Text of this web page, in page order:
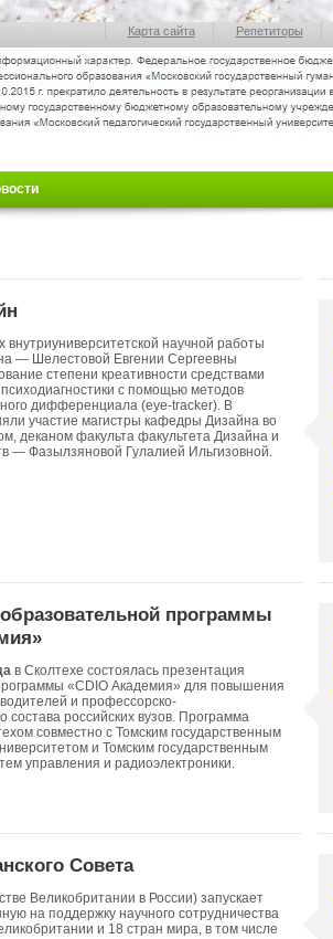
Карта сайта Репетиторы
внутриуниверситетской научной работы
— Шелестовой Евгении Сергеевны
степени креативности средствами
с помощью методов
дифференциала (eye-tracker). В
участие магистры кафедры Дизайна во
деканом факульта факультета Дизайна и
— Фазылзяновой Гулалией Ильгизовной.
программы
в Сколтехе состоялась презентация
«CDIO Академия» для повышения
и профессорско-
состава российских вузов. Программа
совместно с Томским государственным
и Томским государственным
управления и радиоэлектроники.
Совета
Великобритании в России) запускает
на поддержку научного сотрудничества
и 18 стран мира, в том числе